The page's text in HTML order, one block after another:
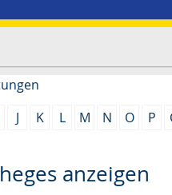
J K L M N O P
anzeigen